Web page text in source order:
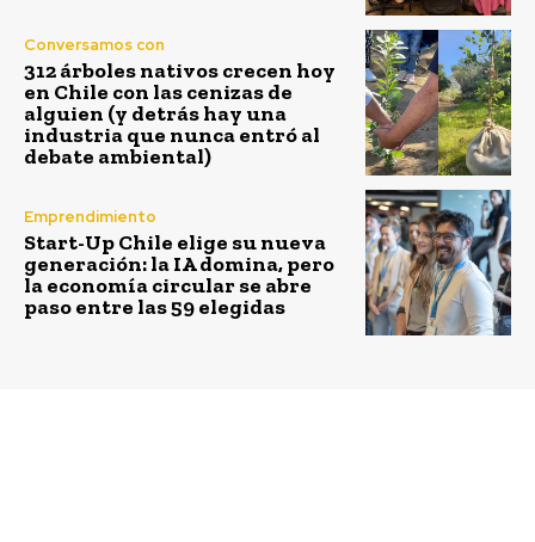
Conversamos con
312 árboles nativos crecen hoy
en Chile con las cenizas de
alguien (y detrás hay una
industria que nunca entró al
debate ambiental)
Emprendimiento
Start-Up Chile elige su nueva
generación: la IA domina, pero
la economía circular se abre
paso entre las 59 elegidas